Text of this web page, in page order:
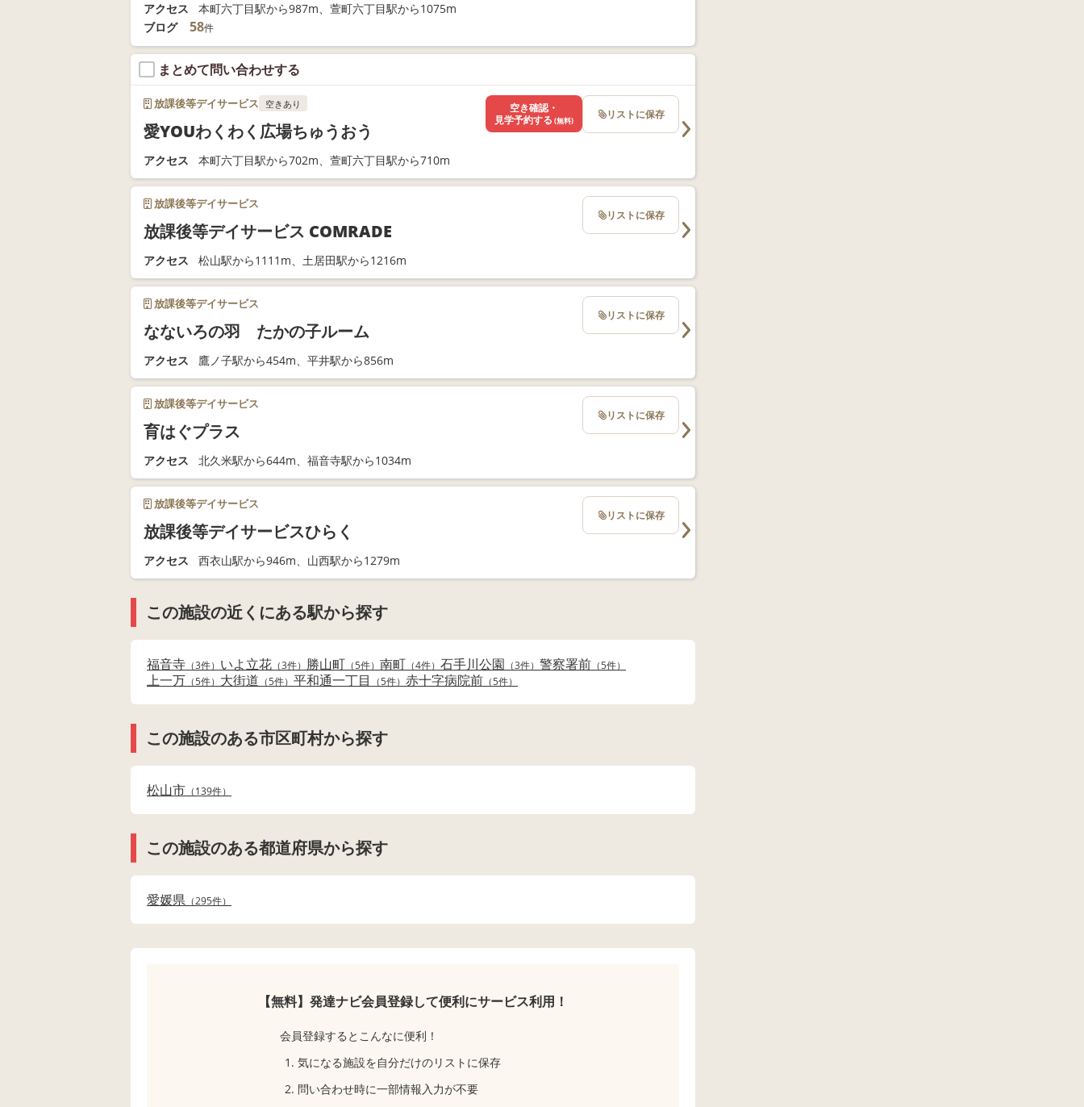
アクセス
本町六丁目駅から987m、萱町六丁目駅から1075m
ブログ
58件
まとめて問い合わせする
放課後等デイサービス 空きあり
愛YOUわくわく広場ちゅうおう
アクセス 本町六丁目駅から702m、萱町六丁目駅から710m
空き確認・
見学予約する (無料) リストに保存
放課後等デイサービス
放課後等デイサービス COMRADE
アクセス 松山駅から1111m、土居田駅から1216m
リストに保存
放課後等デイサービス
なないろの羽 たかの子ルーム
アクセス 鷹ノ子駅から454m、平井駅から856m
リストに保存
放課後等デイサービス
育はぐプラス
アクセス 北久米駅から644m、福音寺駅から1034m
リストに保存
放課後等デイサービス
放課後等デイサービスひらく
アクセス 西衣山駅から946m、山西駅から1279m
リストに保存
この施設の近くにある駅から探す
福音寺 3件 いよ立花 3件 勝山町 5件 南町 4件 石手川公園 3件 警察署前 5件
上一万 5件 大街道 5件 平和通一丁目 5件 赤十字病院前 5件
この施設のある市区町村から探す
松山市 139件
この施設のある都道府県から探す
愛媛県 295件
【無料】発達ナビ会員登録して便利にサービス利用！
会員登録するとこんなに便利！
気になる施設を自分だけのリストに保存
問い合わせ時に一部情報入力が不要